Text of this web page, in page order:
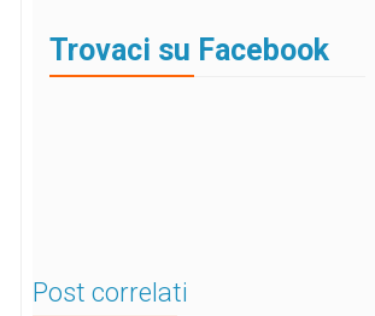
Trovaci su Facebook
Post correlati